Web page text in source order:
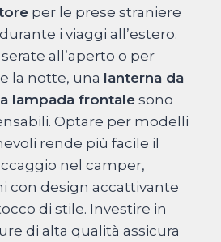
per le prese straniere
i viaggi all’estero.
all’aperto o per
la notte, una lanterna da
lampada frontale sono
Optare per modelli
rende più facile il
nel camper,
con design accattivante
di stile. Investire in
di alta qualità assicura